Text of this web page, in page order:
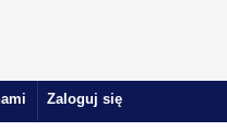
Zaloguj się